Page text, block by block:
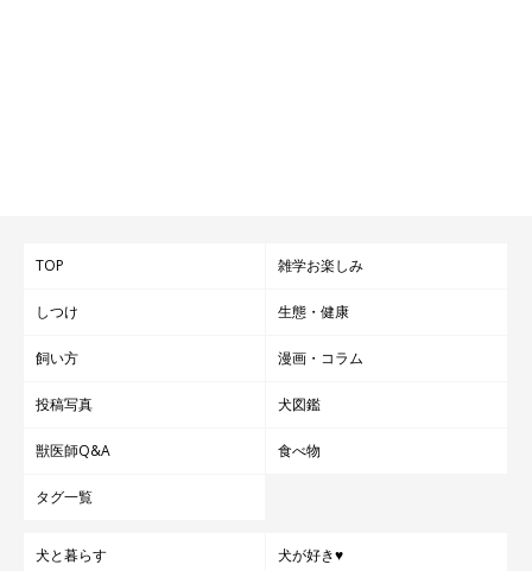
@mofmof_kon
日常でいろいろな姿を見せてくれるこんちゃん。そんなこんちゃ
TOP 雑学お楽しみ
しつけ 生態・健康
飼い方 漫画・コラム
投稿写真 犬図鑑
獣医師Q&A 食べ物
タグ一覧
犬と暮らす 犬が好き♥